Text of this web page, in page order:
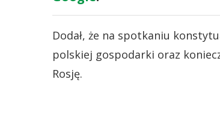
Dodał, że na spotkaniu
polskiej gospodarki oraz
Rosję.